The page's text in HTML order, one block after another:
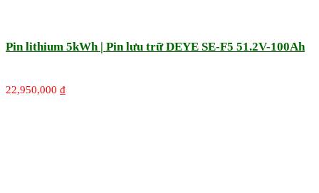
Pin lithium 5kWh | Pin lưu trữ DEYE SE-F5 51.2V-100Ah
22,950,000 ₫